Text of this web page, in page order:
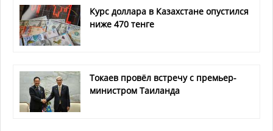
Курс доллара в Казахстане опустился
ниже 470 тенге
Токаев провёл встречу с премьер-
министром Таиланда